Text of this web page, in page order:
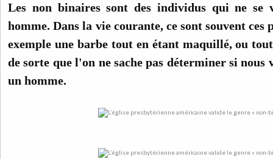
Les non binaires sont des individus qui ne se
homme. Dans la vie courante, ce sont souvent ces
exemple une barbe tout en étant maquillé, ou
de sorte que l'on ne sache pas déterminer si nous
un homme.